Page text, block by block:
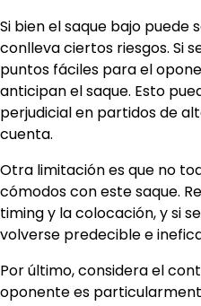
Si bien el saque bajo
conlleva ciertos riesgos. Si
puntos fáciles para el
anticipan el saque. Esto
perjudicial en partidos de
cuenta.
Otra limitación es que no
cómodos con este saque.
timing y la colocación, y si
volverse predecible e
Por último, considera el
oponente es